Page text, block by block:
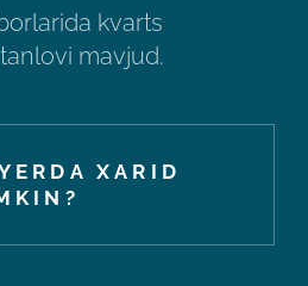
kvarts
mavjud.
XARID